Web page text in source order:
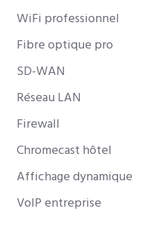
WiFi professionnel
Fibre optique pro
SD-WAN
Réseau LAN
Firewall
Chromecast hôtel
Affichage dynamique
VoIP entreprise